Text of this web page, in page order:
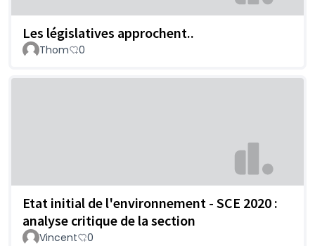
Les législatives approchent..
Thom 0
Etat initial de l'environnement - SCE 2020 :
analyse critique de la section
Vincent 0